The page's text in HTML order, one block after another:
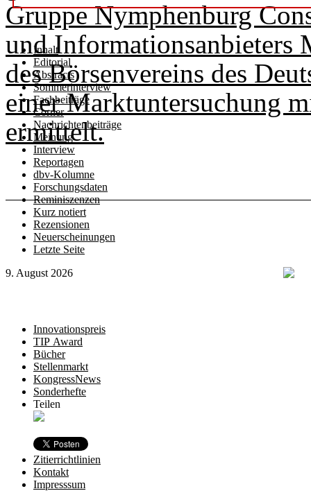
Inhalt
Editorial
Abstracts
Sommerinterview
Fachbeiträge
Corner
Nachrichtenbeiträge
Meinung
Interview
Reportagen
dbv-Kolumne
Forschungsdaten
Reminiszenzen
Kurz notiert
Rezensionen
Neuerscheinungen
Letzte Seite
9. August 2026
Innovationspreis
TIP Award
Bücher
Stellenmarkt
KongressNews
Sonderhefte
Teilen
Zitierrichtlinien
Kontakt
Impresssum
Gruppe Nymphenburg
und Informationsanbieters
des Börsenvereins des
einer Marktuntersuchung
ermittelt.